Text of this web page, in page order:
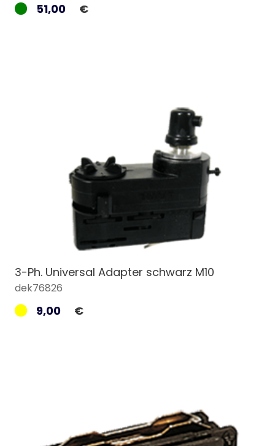
51,00 €
3-Ph. Universal Adapter schwarz M10
dek76826
9,00 €